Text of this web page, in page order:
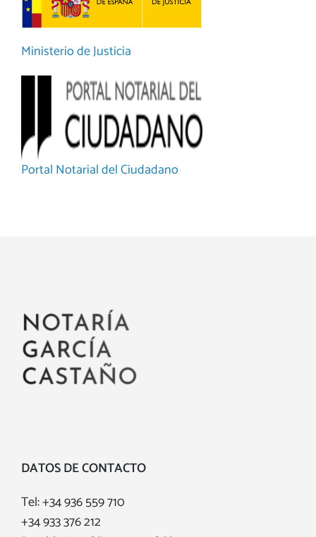
Ministerio de Justicia
Portal Notarial del Ciudadano
DATOS DE CONTACTO
Tel:+34 936 559 710
+34 933 376 212